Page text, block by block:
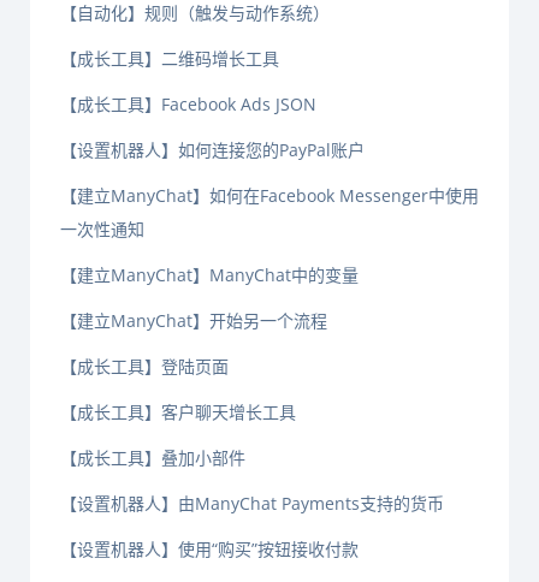
【自动化】规则（触发与动作系统）
【成长工具】二维码增长工具
【成长工具】Facebook Ads JSON
【设置机器人】如何连接您的PayPal账户
【建立ManyChat】如何在Facebook Messenger中使用
一次性通知
【建立ManyChat】ManyChat中的变量
【建立ManyChat】开始另一个流程
【成长工具】登陆页面
【成长工具】客户聊天增长工具
【成长工具】叠加小部件
【设置机器人】由ManyChat Payments支持的货币
【设置机器人】使用“购买”按钮接收付款